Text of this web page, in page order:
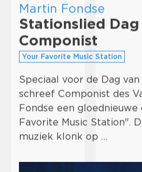
Martin Fondse
Stationslied Dag
Componist
Your Favorite Music Station
Speciaal voor de Dag
schreef Componist des
Fondse een gloednieuwe
Favorite Music Station".
muziek klonk op …